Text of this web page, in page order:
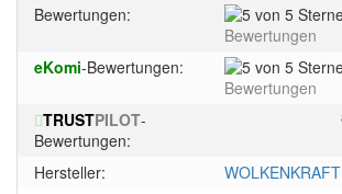
Bewertungen:
Bewertungen
eKomi-Bewertungen:
Bewertungen
TRUSTPILOT-
Bewertungen:
Hersteller:
WOLKENKRAFT